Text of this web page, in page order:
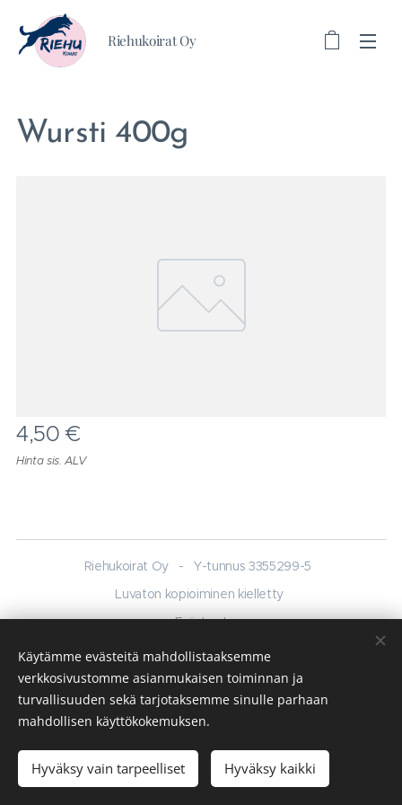
Riehukoirat Oy
Wursti 400g
4,50 €
Hinta sis. ALV
Lisää ostoskoriin
Riehukoirat Oy - Y-tunnus 3355299-5
Luvaton kopioiminen kielletty
Evästeet
Kielet
English
Suomi
Käytämme evästeitä mahdollistaaksemme
verkkosivustomme asianmukaisen toiminnan ja
turvallisuuden sekä tarjotaksemme sinulle parhaan
mahdollisen käyttökokemuksen.
Hyväksy vain tarpeelliset Hyväksy kaikki